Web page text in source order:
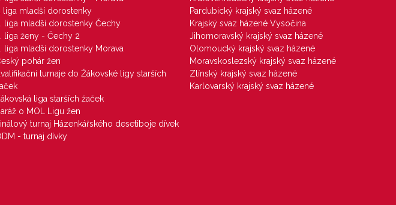
liga mladší dorostenky
liga mladší dorostenky Čechy
liga ženy - Čechy 2
liga mladší dorostenky Morava
pohár žen
turnaje do Žákovské ligy starších
liga starších žaček
o MOL Ligu žen
turnaj Házenkářského desetiboje dívek
- turnaj dívky
Pardubický krajský svaz házené
Krajský svaz házené Vysočina
Jihomoravský krajský svaz házené
Olomoucký krajský svaz házené
Moravskoslezský krajský svaz házené
Zlínský krajský svaz házené
Karlovarský krajský svaz házené